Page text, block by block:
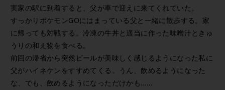
実家の駅に到着すると、父が車で迎えに来てくれていた。
すっかりポケモンGOにはまっている父と一緒に散歩する。家
に帰っても対戦する。冷凍の牛丼と適当に作った味噌汁ときゅ
うりの和え物を食べる。
前回の帰省から突然ビールが美味しく感じるようになった私に
父がハイネケンをすすめてくる。うん、飲めるようになった
な、でも、飲めるようになっただけかも……